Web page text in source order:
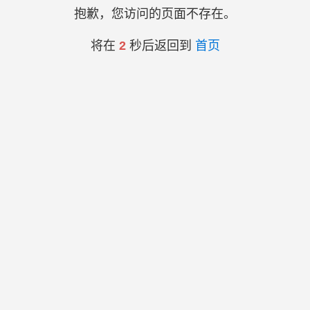
抱歉，您访问的页面不存在。
将在 2秒后返回到 首页